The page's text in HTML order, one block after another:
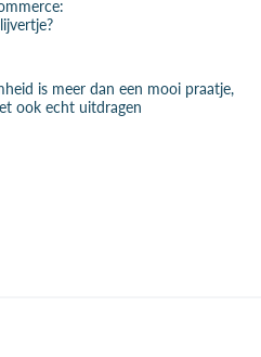
is meer dan een mooi praatje,
ook echt uitdragen